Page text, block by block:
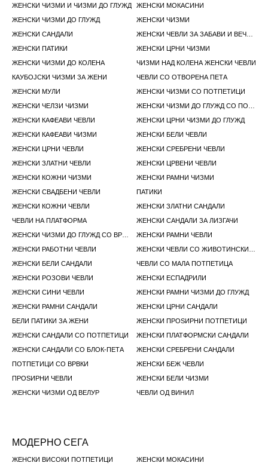
ЖЕНСКИ ЧИЗМИ И ЧИЗМИ ДО ГЛУЖД
ЖЕНСКИ МОКАСИНИ
ЖЕНСКИ ЧИЗМИ ДО ГЛУЖД
ЖЕНСКИ ЧИЗМИ
ЖЕНСКИ САНДАЛИ
ЖЕНСКИ ПАТИКИ
ЖЕНСКИ ЦРНИ ЧИЗМИ
ЖЕНСКИ ЧИЗМИ ДО КОЛЕНА
ЧИЗМИ НАД КОЛЕНА ЖЕНСКИ ЧЕВЛИ
КАУБОЈСКИ ЧИЗМИ ЗА ЖЕНИ
ЧЕВЛИ СО ОТВОРЕНА ПЕТА
ЖЕНСКИ МУЛИ
ЖЕНСКИ ЧИЗМИ СО ПОТПЕТИЦИ
ЖЕНСКИ ЧЕЛЗИ ЧИЗМИ
ЖЕНСКИ КАФЕАВИ ЧЕВЛИ
ЖЕНСКИ ЦРНИ ЧИЗМИ ДО ГЛУЖД
ЖЕНСКИ КАФЕАВИ ЧИЗМИ
ЖЕНСКИ БЕЛИ ЧЕВЛИ
ЖЕНСКИ ЦРНИ ЧЕВЛИ
ЖЕНСКИ СРЕБРЕНИ ЧЕВЛИ
ЖЕНСКИ ЗЛАТНИ ЧЕВЛИ
ЖЕНСКИ ЦРВЕНИ ЧЕВЛИ
ЖЕНСКИ КОЖНИ ЧИЗМИ
ЖЕНСКИ РАМНИ ЧИЗМИ
ЖЕНСКИ СВАДБЕНИ ЧЕВЛИ
ПАТИКИ
ЖЕНСКИ КОЖНИ ЧЕВЛИ
ЖЕНСКИ ЗЛАТНИ САНДАЛИ
ЧЕВЛИ НА ПЛАТФОРМА
ЖЕНСКИ САНДАЛИ ЗА ЛИЗГАЧИ
ЖЕНСКИ РАМНИ ЧЕВЛИ
ЖЕНСКИ РАБОТНИ ЧЕВЛИ
ЖЕНСКИ БЕЛИ САНДАЛИ
ЧЕВЛИ СО МАЛА ПОТПЕТИЦА
ЖЕНСКИ РОЗОВИ ЧЕВЛИ
ЖЕНСКИ ЕСПАДРИЛИ
ЖЕНСКИ СИНИ ЧЕВЛИ
ЖЕНСКИ РАМНИ ЧИЗМИ ДО ГЛУЖД
ЖЕНСКИ РАМНИ САНДАЛИ
ЖЕНСКИ ЦРНИ САНДАЛИ
БЕЛИ ПАТИКИ ЗА ЖЕНИ
ЖЕНСКИ ПРОЅИРНИ ПОТПЕТИЦИ
ЖЕНСКИ САНДАЛИ СО ПОТПЕТИЦИ
ЖЕНСКИ ПЛАТФОРМСКИ САНДАЛИ
ЖЕНСКИ САНДАЛИ СО БЛОК-ПЕТА
ЖЕНСКИ СРЕБРЕНИ САНДАЛИ
ПОТПЕТИЦИ СО ВРВКИ
ЖЕНСКИ БЕЖ ЧЕВЛИ
ПРОЅИРНИ ЧЕВЛИ
ЖЕНСКИ БЕЛИ ЧИЗМИ
ЖЕНСКИ ЧИЗМИ ОД ВЕЛУР
ЧЕВЛИ ОД ВИНИЛ
МОДЕРНО СЕГА
ЖЕНСКИ ВИСОКИ ПОТПЕТИЦИ
ЖЕНСКИ МОКАСИНИ